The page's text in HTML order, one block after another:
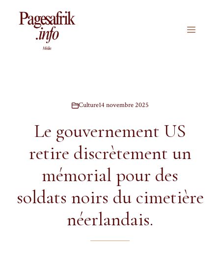
Menu
Culture14 novembre 2025
Le gouvernement US
retire discrètement un
mémorial pour des
soldats noirs du cimetière
néerlandais.